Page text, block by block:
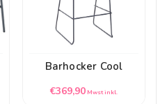
Barhocker Cool
Normaler
€369,90 Mwst inkl.